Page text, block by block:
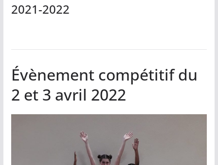
2021-2022
Évènement compétitif du
2 et 3 avril 2022